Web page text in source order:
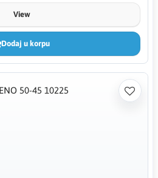
View
Dodaj u korpu